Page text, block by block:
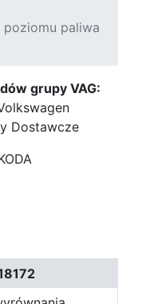
poziomu paliwa
grupy VAG:
Dostawcze